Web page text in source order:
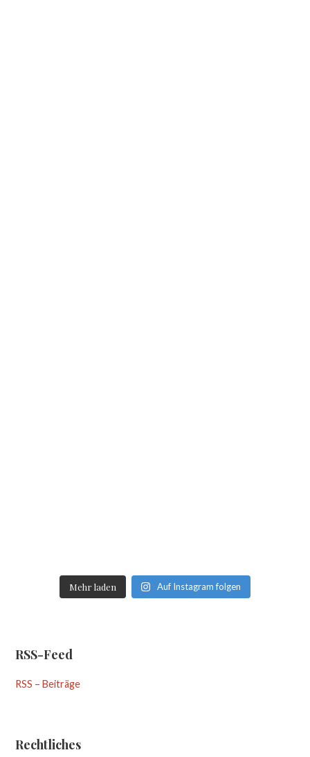
Mehr laden Auf Instagram folgen
RSS-Feed
RSS – Beiträge
Rechtliches